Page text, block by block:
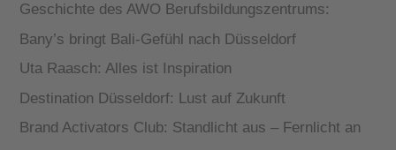
Geschichte des AWO Berufsbildungszentrums:
Bany’s bringt Bali-Gefühl nach Düsseldorf
Uta Raasch: Alles ist Inspiration
Destination Düsseldorf: Lust auf Zukunft
Brand Activators Club: Standlicht aus – Fernlicht an